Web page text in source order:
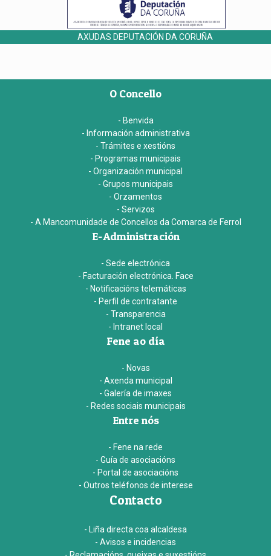
AXUDAS DEPUTACIÓN DA CORUÑA
O Concello
- Benvida
- Información administrativa
- Trámites e xestións
- Programas municipais
- Organización municipal
- Grupos municipais
- Orzamentos
- Servizos
- A Mancomunidade de Concellos da Comarca de Ferrol
E-Administración
- Sede electrónica
- Facturación electrónica. Face
- Notificacións telemáticas
- Perfil de contratante
- Transparencia
- Intranet local
Fene ao día
- Novas
- Axenda municipal
- Galería de imaxes
- Redes sociais municipais
Entre nós
- Fene na rede
- Guía de asociacións
- Portal de asociacións
- Outros teléfonos de interese
Contacto
- Liña directa coa alcaldesa
- Avisos e incidencias